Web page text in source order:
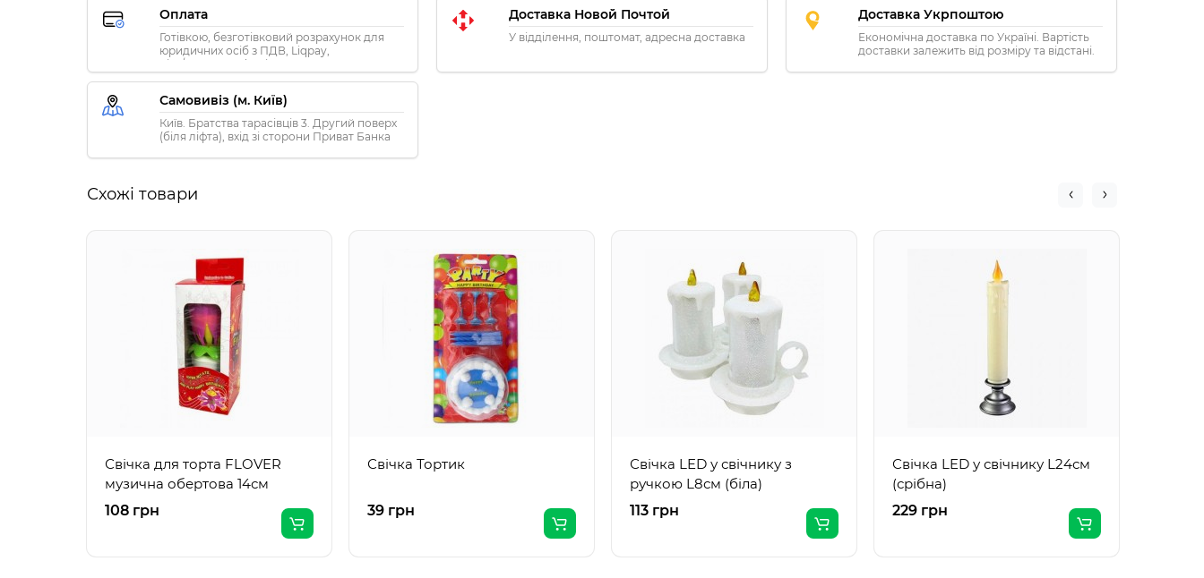
Оплата
Готівкою, безготівковий розрахунок для
юридичних осіб з ПДВ, Liqpay,
Visa/MasterCard, Privat24
Доставка Новой Почтой
У відділення, поштомат, адресна доставка
Доставка Укрпоштою
Економічна доставка по Україні. Вартість
доставки залежить від розміру та відстані.
Самовивіз (м. Київ)
Київ. Братства тарасівців 3. Другий поверх
(біля ліфта), вхід зі сторони Приват Банка
Схожі товари
Свічка для торта FLOVER
музична обертова 14см
108 грн
Свічка Тортик
39 грн
Свічка LED у свічнику з
ручкою L8см (біла)
113 грн
Свічка LED у свічнику L24см
(срібна)
229 грн